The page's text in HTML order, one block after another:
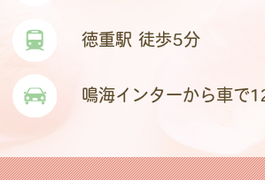
徳重駅 徒歩5分
鳴海インターから車で